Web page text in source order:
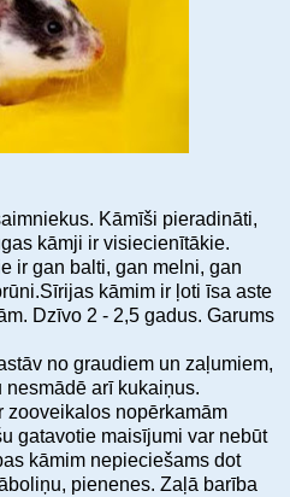
Kāmīši pieradināti,
kāmji ir visiecienītākie.
ir gan balti, gan melni, gan
kāmim ir ļoti īsa aste
Dzīvo 2 - 2,5 gadus. Garums
no graudiem un zaļumiem,
arī kukaiņus.
zooveikalos nopērkamām
gatavotie maisījumi var nebūt
kāmim nepieciešams dot
pienenes. Zaļā barība